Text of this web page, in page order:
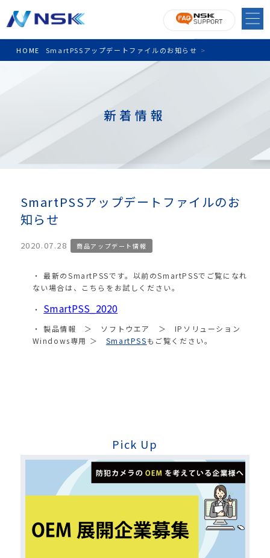
HOME >
SmartPSSアップデートファイルのお知らせ
新着情報
SmartPSSアップデートファイルのお
知らせ
2020.07.28 商品アップデート情報
最新のSmartPSSです。以前のSmartPSSでご覧になれ
ない場合は、こちらをお試しください。
SmartPSS_2020
製品情報 ＞ ソフトウエア ＞ IPソリューション
Windows専用 ＞ SmartPSSもご覧ください。
Pick Up